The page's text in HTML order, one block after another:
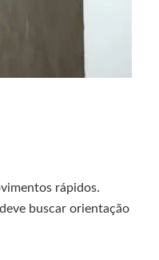
rápidos.
buscar orientação